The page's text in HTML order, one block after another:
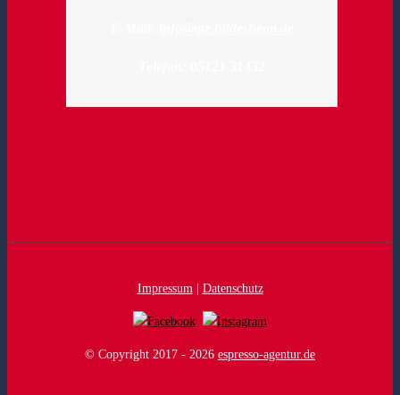
Impressum| Datenschutz
© Copyright 2017 - 2026 espresso-agentur.de